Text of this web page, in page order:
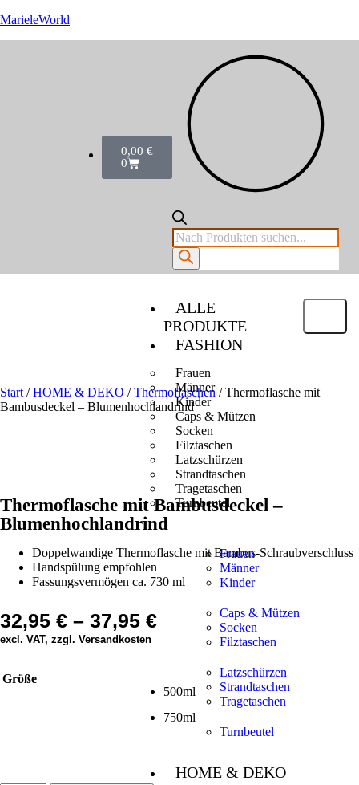
MarieleWorld
0,00 €
0
ALLE
PRODUKTE
FASHION
Frauen
Männer
Kinder
Caps & Mützen
Socken
Filztaschen
Latzschürzen
Strandtaschen
Tragetaschen
Turnbeutel
Frauen
Männer
Kinder
Caps & Mützen
Socken
Filztaschen
Latzschürzen
Strandtaschen
Tragetaschen
Turnbeutel
HOME & DEKO
Start /HOME & DEKO /Thermoflaschen / Thermoflasche mit
Bambusdeckel – Blumenhochlandrind
Thermoflasche mit Bambusdeckel –
Blumenhochlandrind
Doppelwandige Thermoflasche mit Bambus-Schraubverschluss
Handspülung empfohlen
Fassungsvermögen ca. 730 ml
32,95 € – 37,95 €
excl. VAT, zzgl. Versandkosten
Größe
500ml
750ml